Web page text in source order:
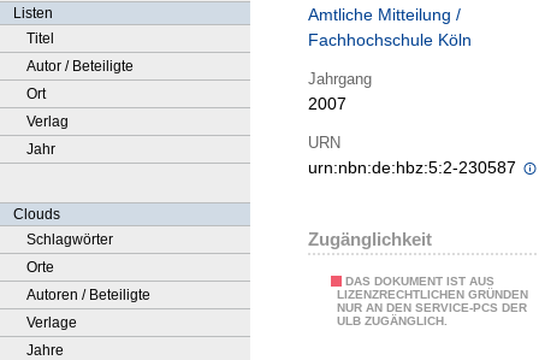
Listen
Titel
Autor / Beteiligte
Ort
Verlag
Jahr
Clouds
Schlagwörter
Orte
Autoren / Beteiligte
Verlage
Jahre
Amtliche Mitteilung /
Fachhochschule Köln
Jahrgang
2007
URN
urn:nbn:de:hbz:5:2-230587
Zugänglichkeit
DAS DOKUMENT IST AUS
LIZENZRECHTLICHEN GRÜNDEN
NUR AN DEN SERVICE-PCS DER
ULB ZUGÄNGLICH.